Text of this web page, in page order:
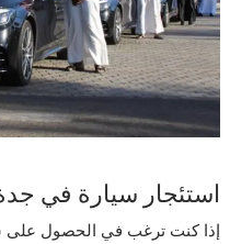
استئجار سيارة في
إذا كنت ترغب في الحصول على